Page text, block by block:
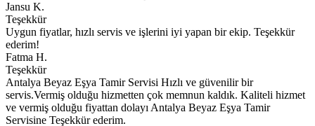
Jansu K.
Teşekkür
Uygun fiyatlar, hızlı servis ve işlerini iyi yapan bir ekip. Teşekkür
ederim!
Fatma H.
Teşekkür
Antalya Beyaz Eşya Tamir Servisi Hızlı ve güvenilir bir
servis.Vermiş olduğu hizmetten çok memnun kaldık. Kaliteli hizmet
ve vermiş olduğu fiyattan dolayı Antalya Beyaz Eşya Tamir
Servisine Teşekkür ederim.